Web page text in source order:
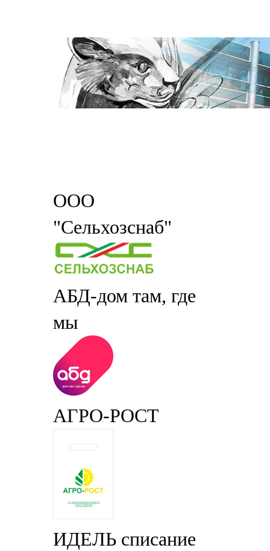
ООО
"Сельхозснаб"
АБД-дом там, где
мы
АГРО-РОСТ
ИДЕЛЬ списание